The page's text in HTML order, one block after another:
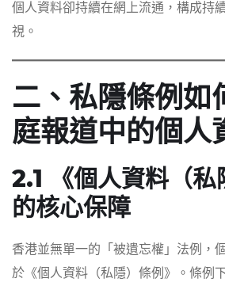
個人資料卻持續在網上流通，構成持
視。
二、私隱條例如
庭報道中的個人
2.1 《個人資料（私
的核心保障
香港並無單一的「被遺忘權」法例，
於《個人資料（私隱）條例》。條例